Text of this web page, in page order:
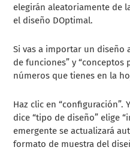
elegirán aleatoriamente de
el diseño DOptimal.
Si vas a importar un diseño
de funciones” y
números que tienes en la
Haz clic en “configuración”.
dice “tipo de diseño” elige
emergente se actualizará
formato de muestra del